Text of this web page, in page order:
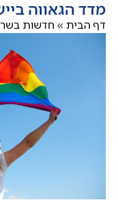
מדד הגאווה
דף הבית » חדשות